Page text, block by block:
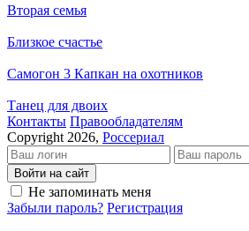
Вторая семья
Близкое счастье
Самогон 3 Капкан на охотников
Танец для двоих
Кон­так­ты Пра­во­об­ла­да­те­лям
Copyright 2026, Россериал
Войти на сайт
Не запоминать меня
Забыли пароль? Регистрация